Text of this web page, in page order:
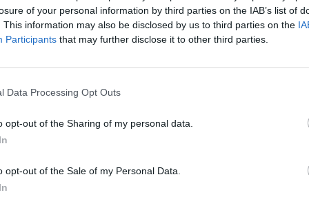
of your personal information by third parties on the IAB’s list of
This information may also be disclosed by us to third parties on the
Participants that may further disclose it to other third parties.
Data Processing Opt Outs
opt-out of the Sharing of my personal data.
opt-out of the Sale of my Personal Data.
ad